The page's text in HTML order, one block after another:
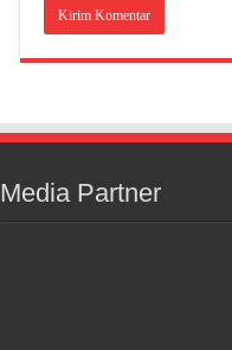
Media Partner